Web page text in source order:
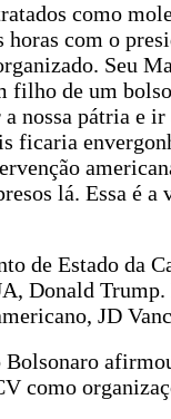
como
com o
Seu
filho de um
nossa pátria e
ficaria
lá. Essa é a
de Estado da
Donald
JD
como